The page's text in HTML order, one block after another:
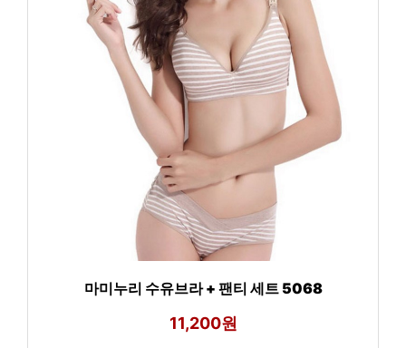
마미누리 수유브라 + 팬티 세트 5068
11,200원